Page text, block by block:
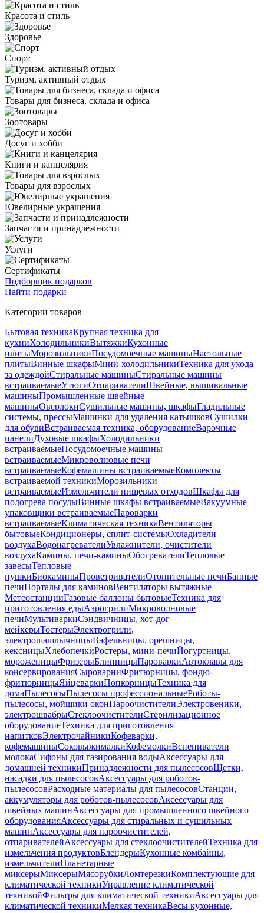
Красота и стиль
Здоровье
Спорт
Туризм, активный отдых
Товары для бизнеса, склада и офиса
Зоотовары
Досуг и хобби
Книги и канцелярия
Товары для взрослых
Ювелирные украшения
Запчасти и принадлежности
Услуги
Сертификаты
Подборщик подарков
Найти подарки
Категории товаров
Бытовая техникаКрупная техника для
кухниХолодильникиВытяжкиКухонные
плитыМорозильникиПосудомоечные машиныНастольные
плитыВинные шкафыМини-холодильникиТехника для ухода
за одеждойСтиральные машиныСтиральные машины
встраиваемыеУтюгиОтпаривателиШвейные, вышивальные
машиныПромышленные швейные
машиныОверлокиСушильные машины, шкафыГладильные
системы, прессыМашинки для удаления катышковСушилки
для обувиВстраиваемая техника, оборудованиеВарочные
панелиДуховые шкафыХолодильники
встраиваемыеПосудомоечные машины
встраиваемыеМикроволновые печи
встраиваемыеКофемашины встраиваемыеКомплекты
встраиваемой техникиМорозильники
встраиваемыеИзмельчители пищевых отходовШкафы для
подогрева посудыВинные шкафы встраиваемыеВакуумные
упаковщики встраиваемыеПароварки
встраиваемыеКлиматическая техникаВентиляторы
бытовыеКондиционеры, сплит-системыОхладители
воздухаВодонагревателиУвлажнители, очистители
воздухаКамины, печи-каминыОбогревателиТепловые
завесыТепловые
пушкиБиокаминыПроветривателиОтопительные печиБанные
печиПорталы для каминовВентиляторы вытяжные
МетеостанцииГазовые баллоны бытовыеТехника для
приготовления едыАэрогрилиМикроволновые
печиМультиваркиСэндвичницы, хот-дог
мейкерыТостерыЭлектрогрили,
электрошашлычницыВафельницы, орешницы,
кексницыХлебопечкиРостеры, мини-печиЙогуртницы,
мороженицыФризерыБлинницыПароваркиАвтоклавы для
консервированияСыроварниФритюрницы, фондю-
фритюрницыЯйцеваркиПопкорницыТехника для
домаПылесосыПылесосы профессиональныеРоботы-
пылесосы, мойщики оконПароочистителиЭлектровеники,
электрошвабрыСтеклоочистителиСтерилизационное
оборудованиеТехника для приготовления
напитковЭлектрочайникиКофеварки,
кофемашиныСоковыжималкиКофемолкиВспениватели
молокаСифоны для газирования водыАксессуары для
домашней техникиПринадлежности для пылесосовЩетки,
насадки для пылесосовАксессуары для роботов-
пылесосовРасходные материалы для пылесосовСтанции,
аккумуляторы для роботов-пылесосовАксессуары для
швейных машинАксессуары для промышленного швейного
оборудованияАксессуары для стиральных и сушильных
машинАксессуары для пароочистителей,
отпаривателейАксессуары для стеклоочистителейТехника для
измельчения продуктовБлендерыКухонные комбайны,
измельчителиПланетарные
миксерыМиксерыМясорубкиЛомтерезкиКомплектующие для
климатической техникиУправление климатической
техникойФильтры для климатической техникиАксессуары для
климатической техникиМелкая техникаВесы кухонные,